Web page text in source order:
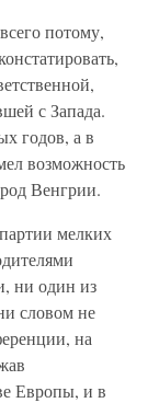
потому,
с Запада.
годов, а в
возможность
Венгрии.
мелких
ни один из
словом не
на
Европы, и в